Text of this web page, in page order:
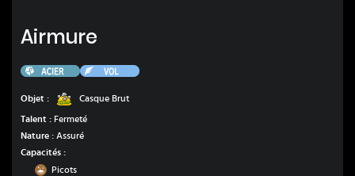
Airmure
Acier Vol
Objet : Casque Brut
Talent : Fermeté
Nature : Assuré
Capacités :
SolPicots